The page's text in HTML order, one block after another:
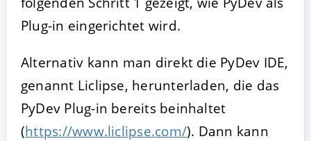
Plug-in eingerichtet wird.
Alternativ kann man direkt die PyDev IDE,
genannt Liclipse, herunterladen, die das
PyDev Plug-in bereits beinhaltet
(https://www.liclipse.com/). Dann kann